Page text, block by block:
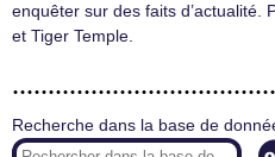
enquêter sur des faits d’actualité.
et Tiger Temple.
Recherche dans la base de